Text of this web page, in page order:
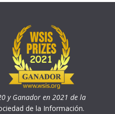
y Ganador en 2021 de la
de la Información.